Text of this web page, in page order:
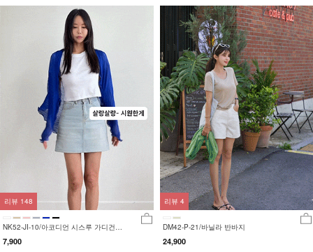
NK52-JI-10/아코디언 시스루 가디건
_DY
7,900
리뷰 148
DM42-P-21/바닐라 반바지
24,900
리뷰 4